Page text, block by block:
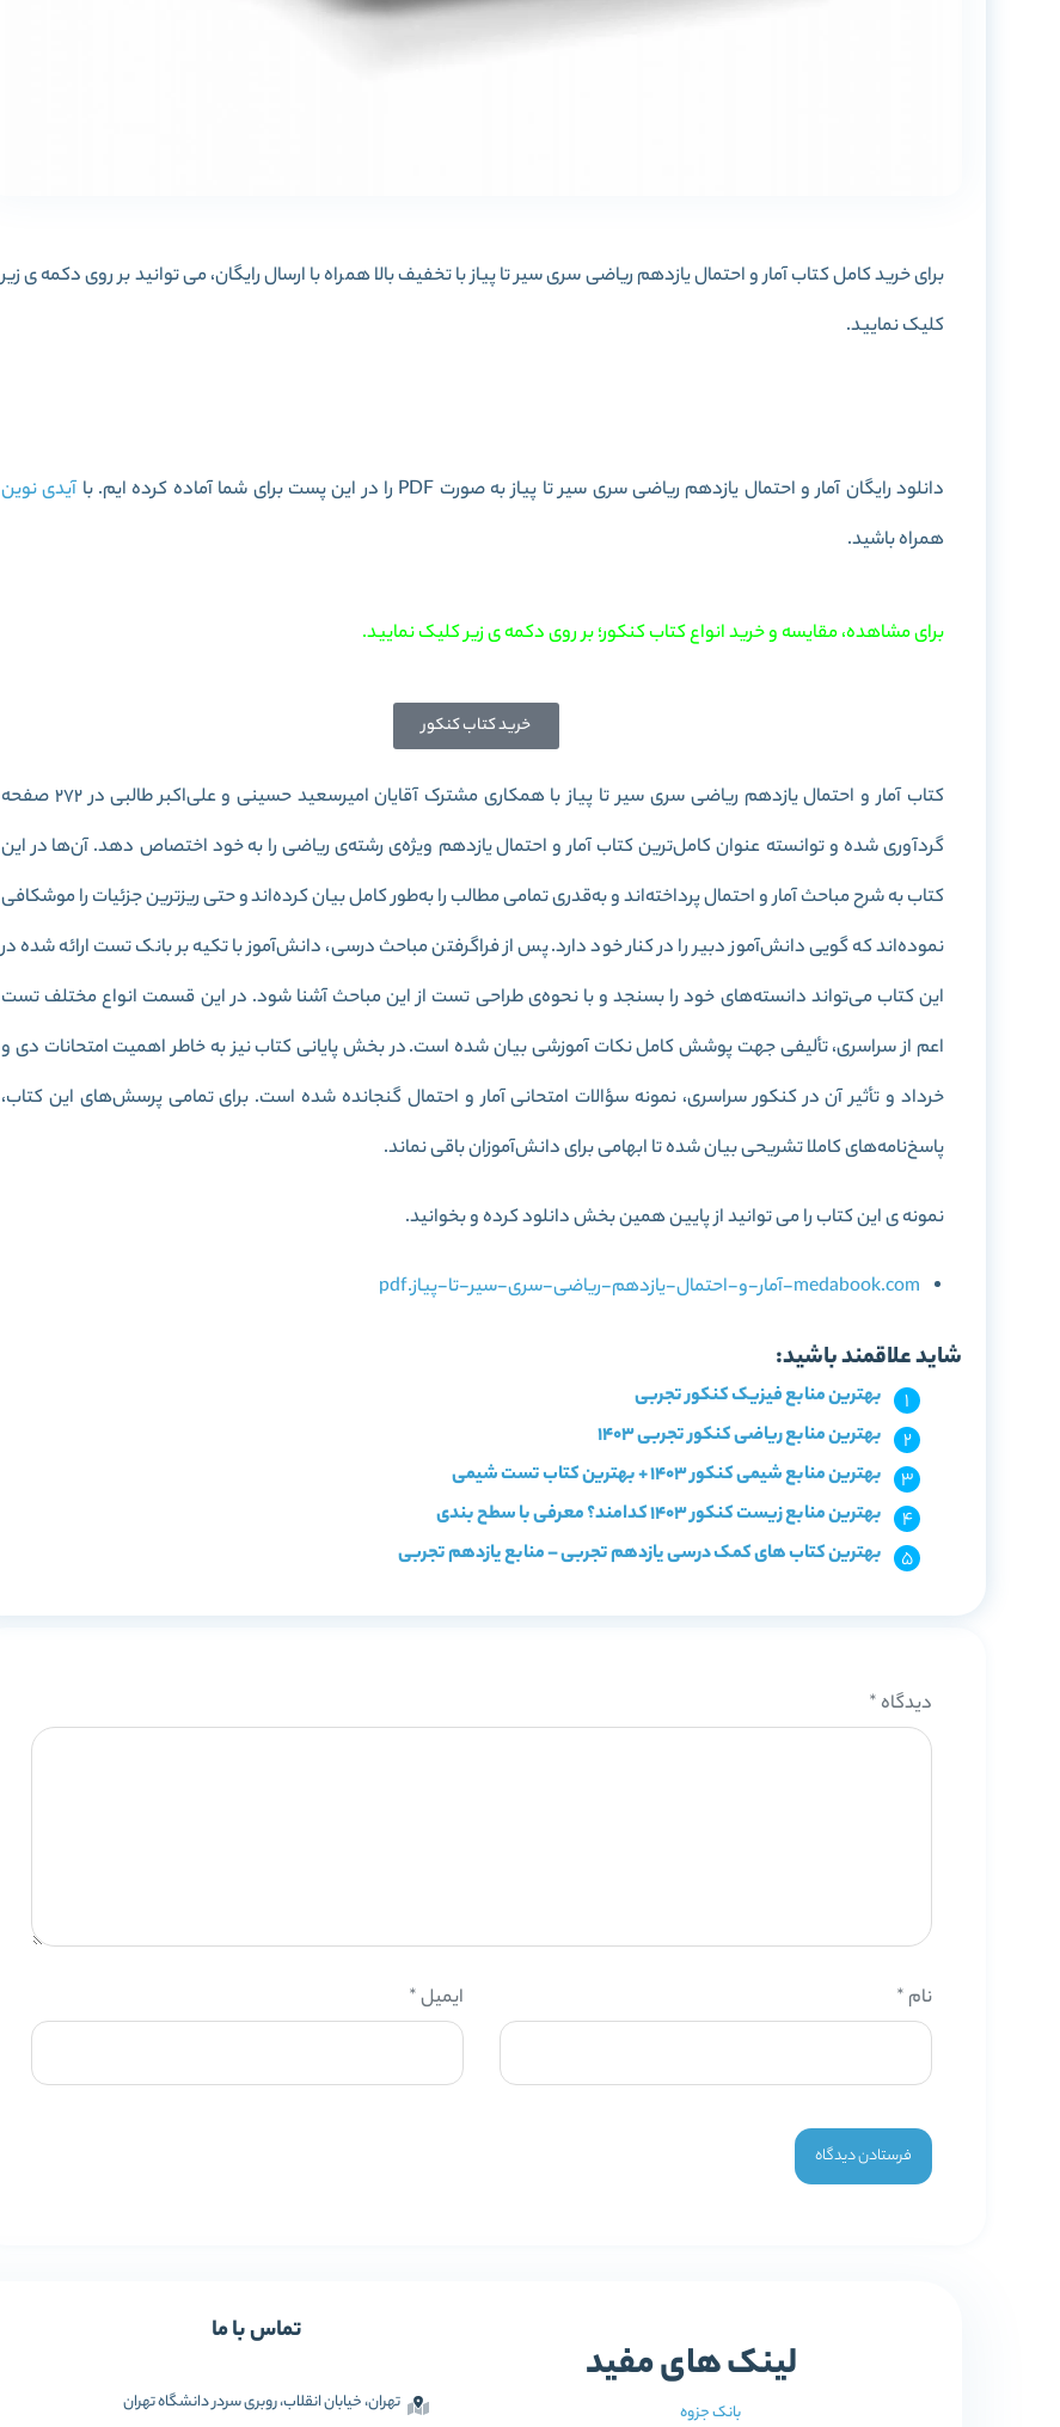
برای خرید کامل کتاب آمار و احتمال یازدهم ریاضی سری سیر تا پیاز با تخفیف بالا همراه با ارسال رایگان، می توانید بر روی دکمه ی زیر
کلیک نمایید.
دانلود رایگان آمار و احتمال یازدهم ریاضی سری سیر تا پیاز به صورت PDF را در این پست برای شما آماده کرده ایم. با
آیدی نوین
همراه باشید.
برای مشاهده، مقایسه و خرید انواع کتاب کنکور؛ بر روی دکمه ی زیر کلیک نمایید.
خرید کتاب کنکور
کتاب آمار و احتمال یازدهم ریاضی سری سیر تا پیاز با همکاری مشترک آقایان امیرسعید حسینی وعلی‌اکبر طالبی
در 272 صفحه
گردآوری شده و توانسته‌ عنوان کامل‌ترین کتاب آمار و احتمال یازدهم ویژه‌ی رشته‌ی ریاضی را به خود اختصاص دهد. آن‌ها در این
کتاب به شرح مباحث آمار و احتمال پرداخته‌اند و به‌قدری تمامی مطالب را به‌طور کامل بیان کرده‌اند و حتی ریز‌ترین جزئیات را موشکافی
نموده‌اند که گویی دانش‌آموز دبیر را در کنار خود دارد. پس از فراگرفتن مباحث درسی، دانش‌آموز با تکیه بر بانک تست ارائه شده در
این کتاب می‌تواند دانسته‌های خود را بسنجد و با نحوه‌ی طراحی تست از این مباحث آشنا شود. در این قسمت انواع مختلف تست
اعم از سراسری، تألیفی جهت پوشش کامل نکات آموزشی بیان شده است. در بخش پایانی کتاب نیز به خاطر اهمیت امتحانات دی و
خرداد و تأثیر آن در کنکور سراسری، نمونه سؤالات امتحانی آمار و احتمال گنجانده شده است. برای تمامی پرسش‌های این کتاب،
پاسخ‌نامه‌‌های کاملا تشریحی بیان شده تا ابهامی برای دانش‌آموزان باقی نماند.
نمونه ی این کتاب را می توانید از پایین همین بخش دانلود کرده و بخوانید.
medabook.com-آمار-و-احتمال-یازدهم-ریاضی-سری-سیر-تا-پیاز.pdf
شاید علاقمند باشید:
بهترین منابع فیزیک کنکور تجربی
بهترین منابع ریاضی کنکور تجربی 1403
بهترین منابع شیمی کنکور 1403 + بهترین کتاب تست شیمی
بهترین منابع زیست کنکور 1403 کدامند؟ معرفی با سطح بندی
بهترین کتاب های کمک درسی یازدهم تجربی – منابع یازدهم تجربی
دیدگاه *
نام * ایمیل*
لینک های مفید
بانک جزوه
تماس با ما
تهران، خیابان انقلاب، روبری سردر دانشگاه تهران